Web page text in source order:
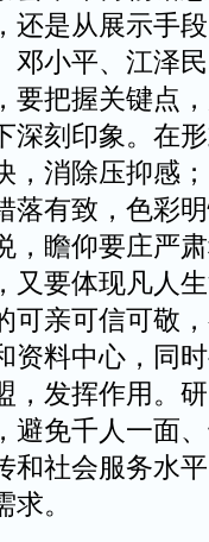
还是从展示手
邓小平、江泽
要把握关键点
深刻印象。在
，消除压抑感
落有致，色彩
，瞻仰要庄严
又要体现凡人
可亲可信可敬
资料中心，同
，发挥作用。
避免千人一面
和社会服务水
。